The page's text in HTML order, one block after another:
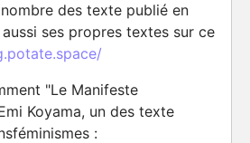
des texte publié en
ses propres textes sur ce
"Le Manifeste
Koyama, un des texte
: